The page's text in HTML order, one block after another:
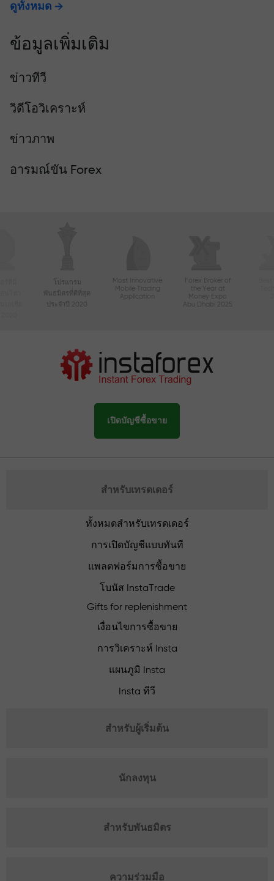
ดูทั้งหมด
ข้อมูลเพิ่มเติม
ข่าวทีวี
วิดีโอวิเคราะห์
ข่าวภาพ
อารมณ์ขัน Forex
โปรแกรม
พันธมิตรที่ดีที่สุด
ประจำปี 2020
Most Innovative
Mobile Trading
Application
Forex Broker of
the Year at
Money Expo
Abu Dhabi 2025
เปิดบัญชีซื้อขาย
สำหรับเทรดเดอร์
ทั้งหมดสำหรับเทรดเดอร์
การเปิดบัญชีแบบทันที
แพลตฟอร์มการซื้อขาย
โบนัส InstaTrade
Gifts for replenishment
เงื่อนไขการซื้อขาย
การวิเคราะห์ Insta
แผนภูมิ Insta
Insta ทีวี
สำหรับผู้เริ่มต้น
นักลงทุน
สำหรับพันธมิตร
ความร่วมมือ